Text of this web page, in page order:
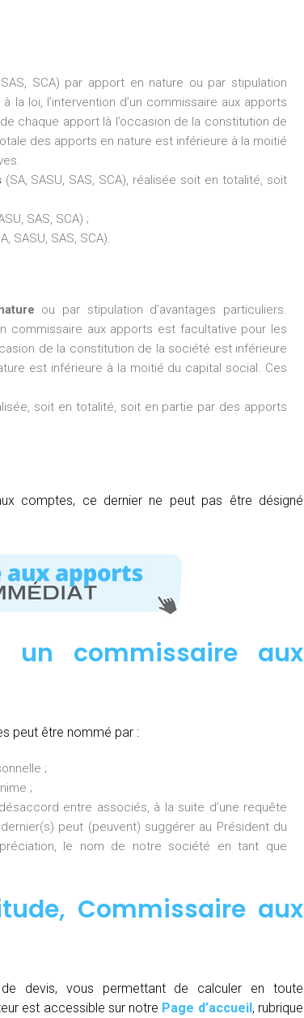
SAS, SCA) par apport en nature ou par stipulation
la loi, l’intervention d’un commissaire aux apports
chaque apport là l’occasion de la constitution de
des apports en nature est inférieure à la moitié
(SA, SASU, SAS, SCA), réalisée soit en totalité, soit
SAS, SCA) ;
SASU, SAS, SCA).
ou par stipulation d’avantages particuliers.
commissaire aux apports est facultative pour les
de la constitution de la société est inférieure
est inférieure à la moitié du capital social. Ces
soit en totalité, soit en partie par des apports
comptes, ce dernier ne peut pas être désigné
un commissaire aux
peut être nommé par :
;
;
entre associés, à la suite d’une requête
peut (peuvent) suggérer au Président du
le nom de notre société en tant que
Commissaire aux
devis, vous permettant de calculer en toute
est accessible sur notre Page d’accueil, rubrique